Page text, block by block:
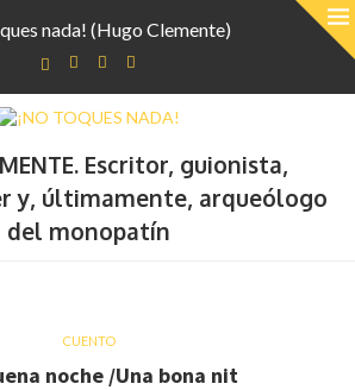
nada! (Hugo Clemente)
Escritor, guionista,
y, últimamente, arqueólogo
del monopatín
CUENTO
noche /Una bona nit